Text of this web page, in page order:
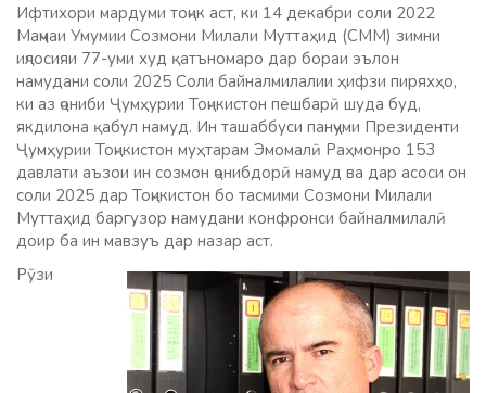
Ифтихори мардуми тоҷик аст, ки 14 декабри соли 2022
Маҷмаи Умумии Созмони Милали Муттаҳид (СММ) зимни
иҷлосияи 77-уми худ қатъномаро дар бораи эълон
намудани соли 2025 Соли байналмилалии ҳифзи пиряхҳо,
ки аз ҷониби Ҷумҳурии Тоҷикистон пешбарӣ шуда буд,
якдилона қабул намуд. Ин ташаббуси панҷуми Президенти
Ҷумҳурии Тоҷикистон муҳтарам Эмомалӣ Раҳмонро 153
давлати аъзои ин созмон ҷонибдорӣ намуд ва дар асоси он
соли 2025 дар Тоҷикистон бо тасмими Созмони Милали
Муттаҳид баргузор намудани конфронси байналмилалӣ
доир ба ин мавзуъ дар назар аст.
Рӯзи